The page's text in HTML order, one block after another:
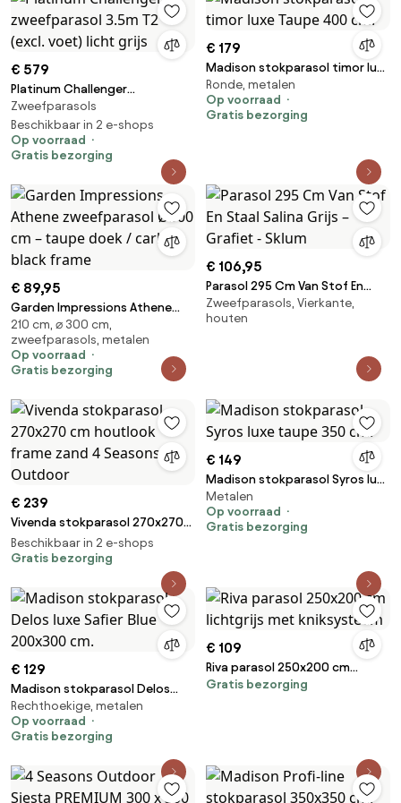
€ 579
Platinum Challenger
zweefparasol 3.5m T2 (excl.
voet) licht grijs
Zweefparasols
Beschikbaar in 2 e-shops
Op voorraad
Gratis bezorging
€ 179
Madison stokparasol timor luxe
Taupe 400 cm.
Ronde, metalen
Op voorraad
Gratis bezorging
€ 89,95
Garden Impressions Athene
zweefparasol Ø300 cm –
taupe doek / carbon black
frame
210 cm, ⌀ 300 cm,
zweefparasols, metalen
Op voorraad
Gratis bezorging
€ 106,95
Parasol 295 Cm Van Stof En
Staal Salina Grijs – Grafiet -
Sklum
Zweefparasols, Vierkante,
houten
€ 239
Vivenda stokparasol 270x270
cm houtlook frame zand 4
Seasons Outdoor
Beschikbaar in 2 e-shops
Gratis bezorging
€ 149
Madison stokparasol Syros luxe
taupe 350 cm.
Metalen
Op voorraad
Gratis bezorging
€ 129
Madison stokparasol Delos
luxe Safier Blue 200x300 cm.
Rechthoekige, metalen
Op voorraad
Gratis bezorging
€ 109
Riva parasol 250x200 cm
lichtgrijs met kniksysteem
Gratis bezorging